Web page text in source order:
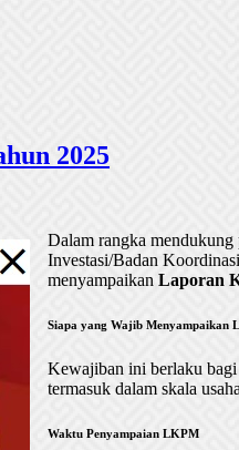
2025
Dalam rangka mendukung
Investasi/Badan
menyampaikan Laporan
Siapa yang Wajib Menyampaikan
Kewajiban ini berlaku
termasuk dalam skala
Waktu Penyampaian LKPM